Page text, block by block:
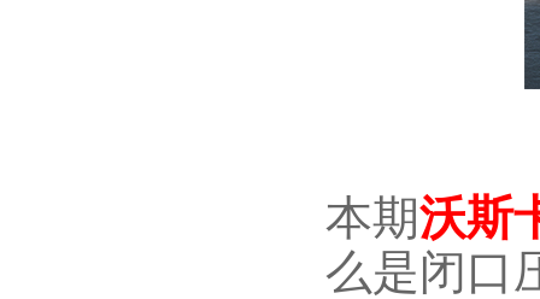
本期沃斯
么是闭口